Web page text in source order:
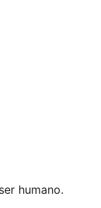
humano.